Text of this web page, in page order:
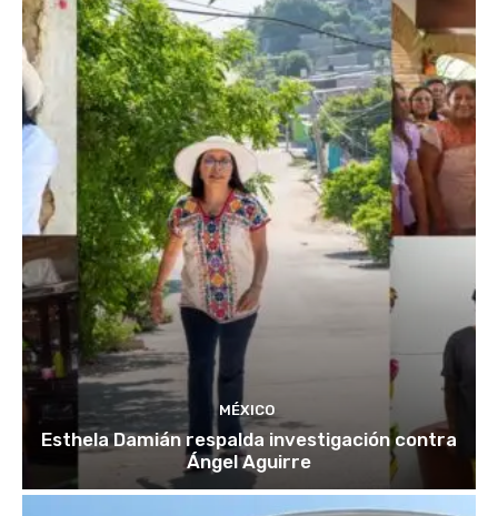
MÉXICO
Esthela Damián respalda investigación contra
Ángel Aguirre